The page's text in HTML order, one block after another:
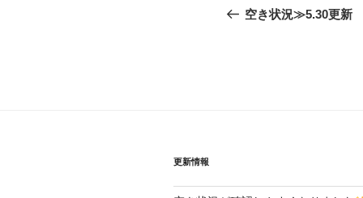
稿
ョ
の
空き状況≫5.30更新
更新情報